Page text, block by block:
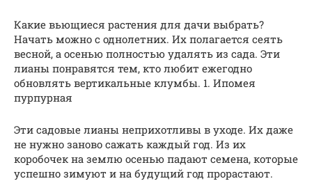
Какие вьющиеся растения для дачи выбрать?
Начать можно с однолетних. Их полагается сеять
весной, а осенью полностью удалять из сада. Эти
лианы понравятся тем, кто любит ежегодно
обновлять вертикальные клумбы. 1. Ипомея
пурпурная
Эти садовые лианы неприхотливы в уходе. Их даже
не нужно заново сажать каждый год. Из их
коробочек на землю осенью падают семена, которые
успешно зимуют и на будущий год прорастают.